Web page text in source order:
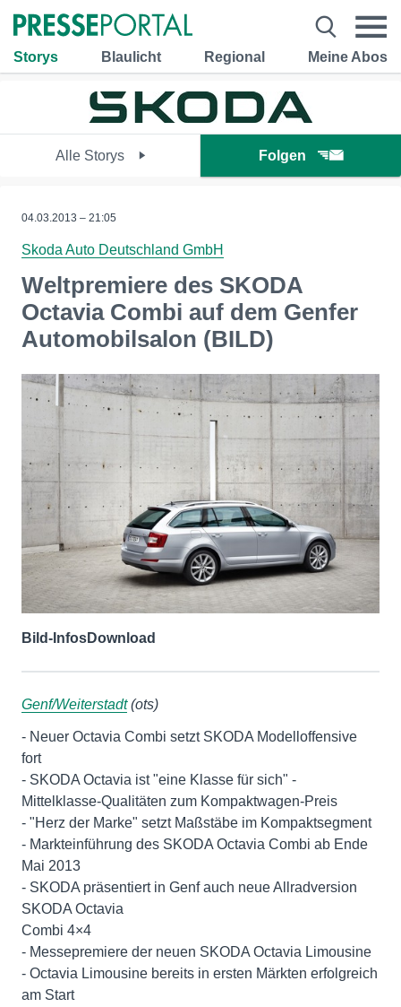
Storys Blaulicht Regional Meine Abos
Alle Storys Folgen
04.03.2013 – 21:05
Skoda Auto Deutschland GmbH
Weltpremiere des SKODA
Octavia Combi auf dem Genfer
Automobilsalon (BILD)
Bild-InfosDownload
Genf/Weiterstadt(ots)
- Neuer Octavia Combi setzt SKODA Modelloffensive
fort
- SKODA Octavia ist "eine Klasse für sich" -
Mittelklasse-Qualitäten zum Kompaktwagen-Preis
- "Herz der Marke" setzt Maßstäbe im Kompaktsegment
- Markteinführung des SKODA Octavia Combi ab Ende
Mai 2013
- SKODA präsentiert in Genf auch neue Allradversion
SKODA Octavia
Combi 4×4
- Messepremiere der neuen SKODA Octavia Limousine
- Octavia Limousine bereits in ersten Märkten erfolgreich
am Start